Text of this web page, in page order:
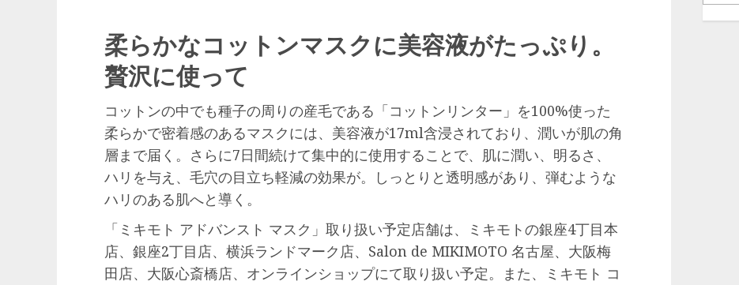
柔らかなコットンマスクに美容液がたっぷり。
贅沢に使って
コットンの中でも種子の周りの産毛である「コットンリンター」を100%使った
柔らかで密着感のあるマスクには、美容液が17ml含浸されており、潤いが肌の角
層まで届く。さらに7日間続けて集中的に使用することで、肌に潤い、明るさ、
ハリを与え、毛穴の目立ち軽減の効果が。しっとりと透明感があり、弾むような
ハリのある肌へと導く。
「ミキモト アドバンスト マスク」取り扱い予定店舗は、ミキモトの銀座4丁目本
店、銀座2丁目店、横浜ランドマーク店、Salon de MIKIMOTO 名古屋、大阪梅
田店、大阪心斎橋店、オンラインショップにて取り扱い予定。また、ミキモト コ